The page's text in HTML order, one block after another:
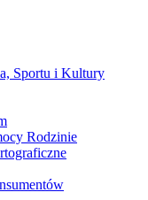
Sportu i Kultury
Rodzinie